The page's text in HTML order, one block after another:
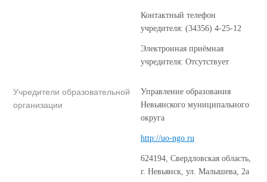
Контактный телефон
учредителя: (34356) 4-25-12
Электронная приёмная
учредителя: Отсутствует
Учредители образовательной
организации
Управление образования
Невьянского муниципального
округа
http://uo-ngo.ru
624194, Свердловская область,
г. Невьянск, ул. Малышева, 2а